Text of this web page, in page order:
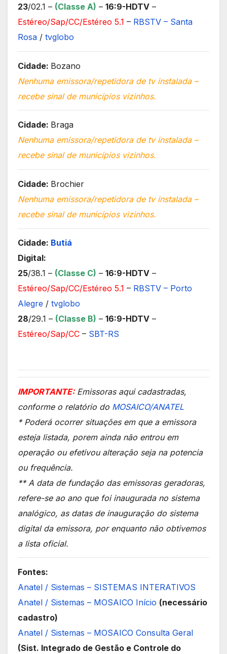
23/02.1 – (Classe A) – 16:9-HDTV –
Estéreo/Sap/CC/Estéreo 5.1 – RBSTV – Santa
Rosa / tvglobo
Cidade: Bozano
Nenhuma emissora/repetidora de tv instalada –
recebe sinal de municípios vizinhos.
Cidade: Braga
Nenhuma emissora/repetidora de tv instalada –
recebe sinal de municípios vizinhos.
Cidade: Brochier
Nenhuma emissora/repetidora de tv instalada –
recebe sinal de municípios vizinhos.
Cidade: Butiá
Digital:
25/38.1 – (Classe C) – 16:9-HDTV –
Estéreo/Sap/CC/Estéreo 5.1 – RBSTV – Porto
Alegre / tvglobo
28/29.1 – (Classe B) – 16:9-HDTV –
Estéreo/Sap/CC – SBT-RS
IMPORTANTE:Emissoras aqui cadastradas,
conforme o relatório do MOSAICO/ANATEL
* Poderá ocorrer situações em que a emissora
esteja listada, porem ainda não entrou em
operação ou efetivou alteração seja na potencia
ou frequência.
** A data de fundação das emissoras geradoras,
refere-se ao ano que foi inaugurada no sistema
analógico, as datas de inauguração do sistema
digital da emissora, por enquanto não obtivemos
a lista oficial.
Fontes:
Anatel / Sistemas – SISTEMAS INTERATIVOS
Anatel / Sistemas – MOSAICO Início (necessário
cadastro)
Anatel / Sistemas – MOSAICO Consulta Geral
(Sist. Integrado de Gestão e Controle do